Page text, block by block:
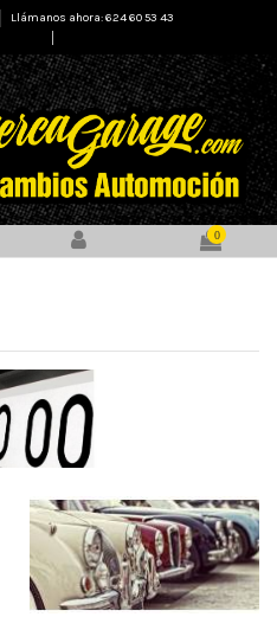
Llámanos ahora: 624 60 53 43
0